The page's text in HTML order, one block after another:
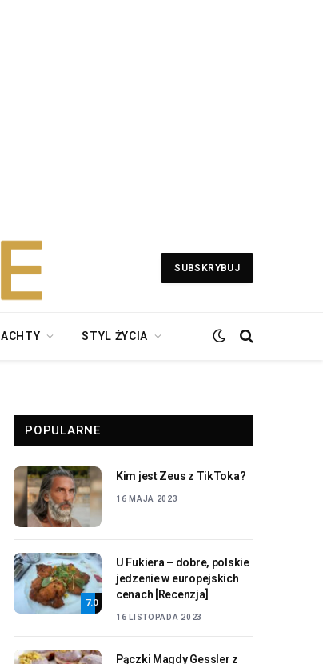
SUBSKRYBUJ
STYL ŻYCIA
POPULARNE
Kim jest Zeus z TikToka?
16 MAJA 2023
7.0
U Fukiera – dobre, polskie
jedzenie w europejskich
cenach [Recenzja]
16 LISTOPADA 2023
Pączki Magdy Gessler z